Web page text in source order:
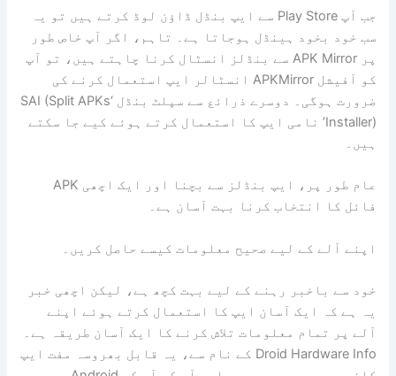
جب آپ Play Store سے ایپ بنڈل ڈاؤن لوڈ کرتے ہیں تو یہ
سب خود بخود ہینڈل ہوجاتا ہے۔ تاہم، اگر آپ خاص طور
پر APK Mirror سے بنڈلز انسٹال کرنا چاہتے ہیں، تو آپ
کو آفیشل APKMirror انسٹالر ایپ استعمال کرنے کی
ضرورت ہوگی۔ دوسرے ذرائع سے سپلٹ بنڈل ‘SAI (Split APKs
Installer)’ نامی ایپ کا استعمال کرتے ہوئے کیے جا سکتے
ہیں۔
عام طور پر، ایپ بنڈلز سے بچنا اور ایک اچھی APK
فائل کا انتخاب کرنا بہت آسان ہے۔
اپنے آلے کے لیے صحیح معلومات کیسے حاصل کریں۔
خود سے باخبر رہنے کے لیے بہت کچھ ہے، لیکن اچھی خبر
یہ ہے کہ ایک آسان ایپ کا استعمال کرتے ہوئے اپنے
آلے پر تمام معلومات تلاش کرنے کا ایک آسان طریقہ ہے۔
Droid Hardware Info کے نام سے، یہ قابل بھروسہ مفت ایپ